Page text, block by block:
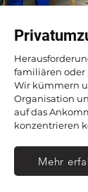
familiären oder
Wir kümmern
Organisation
auf das
konzentrieren
Mehr